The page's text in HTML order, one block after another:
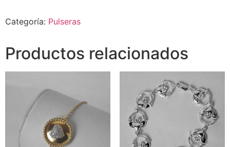
Categoría: Pulseras
Productos relacionados